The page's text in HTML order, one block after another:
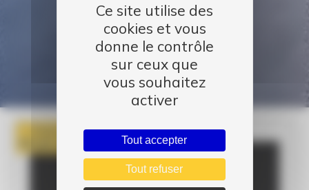
Ce site utilise des
cookies et vous
donne le contrôle
sur ceux que
vous souhaitez
activer
Tout accepter
Tout refuser